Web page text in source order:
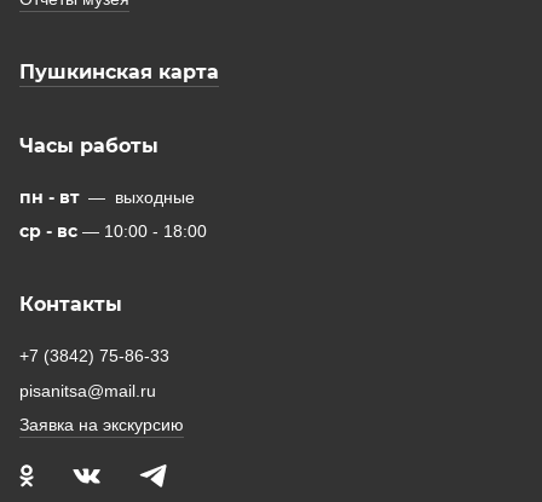
Пушкинская карта
Часы работы
пн - вт — выходные
ср - вс — 10:00 - 18:00
Контакты
+7 (3842) 75-86-33
pisanitsa@mail.ru
Заявка на экскурсию